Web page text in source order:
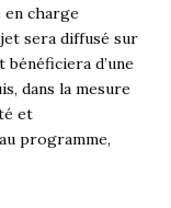
charge
sera diffusé sur
bénéficiera d’une
dans la mesure
et
programme,